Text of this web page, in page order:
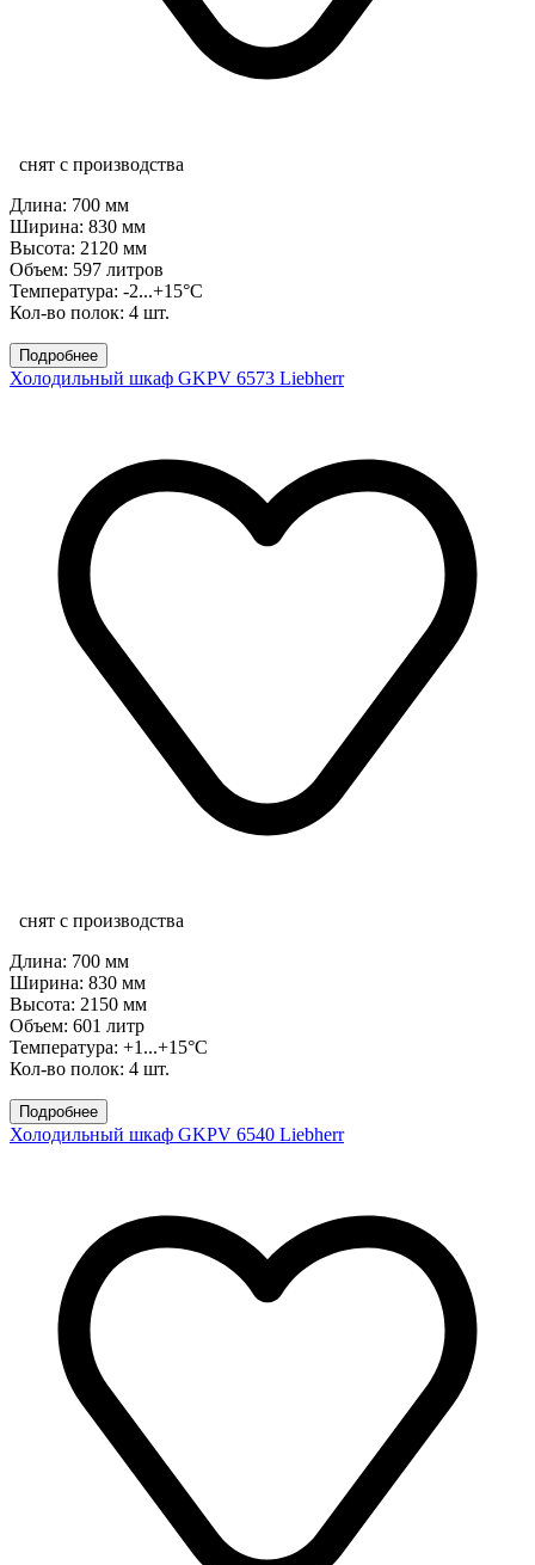
снят с производства
Длина: 700 мм
Ширина: 830 мм
Высота: 2120 мм
Объем: 597 литров
Температура: -2...+15°C
Кол-во полок: 4 шт.
Подробнее
Холодильный шкаф GKPV 6573 Liebherr
снят с производства
Длина: 700 мм
Ширина: 830 мм
Высота: 2150 мм
Объем: 601 литр
Температура: +1...+15°C
Кол-во полок: 4 шт.
Подробнее
Холодильный шкаф GKPV 6540 Liebherr